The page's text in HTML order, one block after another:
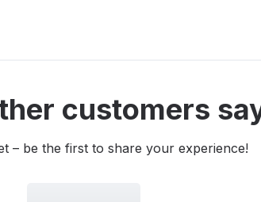
customers
– be the first to share your experience!